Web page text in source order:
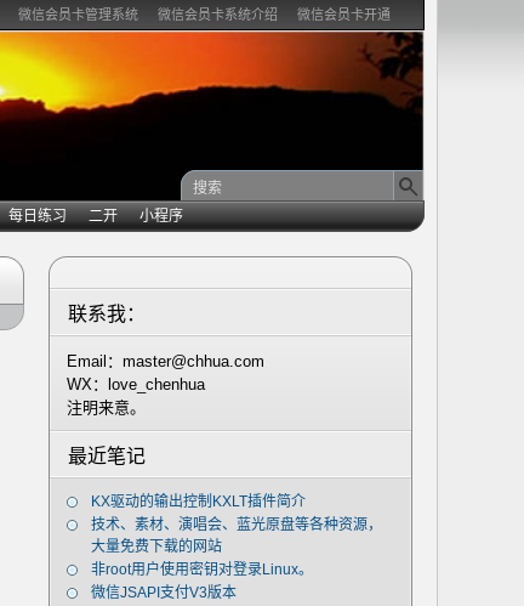
微信会员卡管理系统 微信会员卡系统介绍 微信会员卡开通
每日练习 二开 小程序
联系我：
Email：master@chhua.com
WX：love_chenhua
注明来意。
最近笔记
KX驱动的输出控制KXLT插件简介
技术、素材、演唱会、蓝光原盘等各种资源，
大量免费下载的网站
非root用户使用密钥对登录Linux。
微信JSAPI支付V3版本